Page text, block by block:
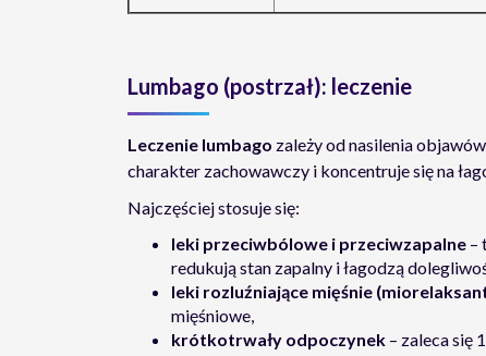
Lumbago (postrzał): leczenie
Leczenie lumbago zależy od nasilenia
charakter zachowawczy i koncentruje się na
Najczęściej stosuje się:
leki przeciwbólowe i przeciwzapalne –
redukują stan zapalny i łagodzą
leki rozluźniające mięśnie
mięśniowe,
krótkotrwały odpoczynek – zaleca się